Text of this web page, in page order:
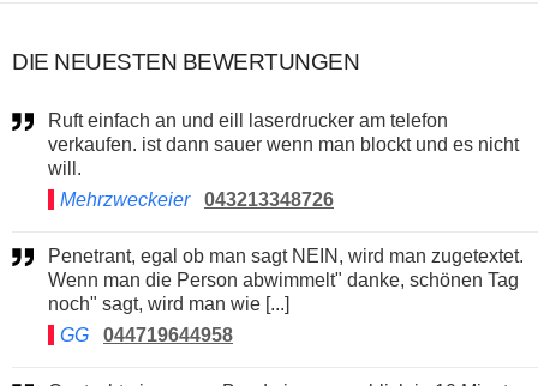
DIE NEUESTEN BEWERTUNGEN
Ruft einfach an und eill laserdrucker am telefon
verkaufen. ist dann sauer wenn man blockt und es nicht
will.
Mehrzweckeier
043213348726
Penetrant, egal ob man sagt NEIN, wird man zugetextet.
Wenn man die Person abwimmelt" danke, schönen Tag
noch" sagt, wird man wie [...]
GG
044719644958